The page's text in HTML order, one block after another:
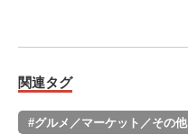
関連タグ
#グルメ／マーケット／その他